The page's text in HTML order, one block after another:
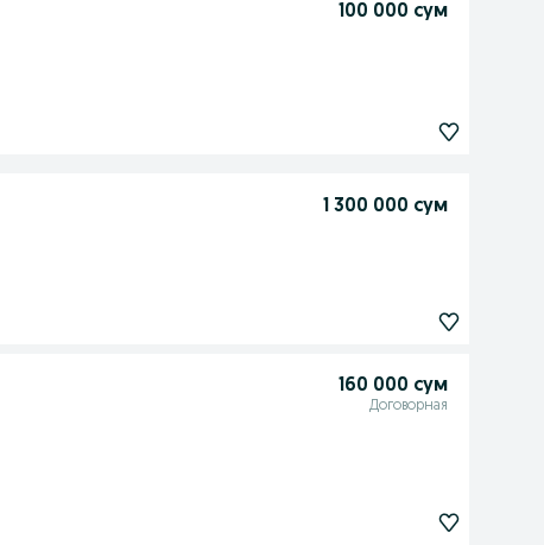
100 000 сум
1 300 000 сум
160 000 сум
Договорная